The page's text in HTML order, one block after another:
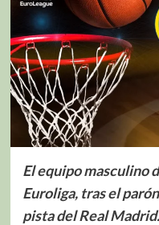
El equipo masculino
Euroliga, tras el
pista del Real